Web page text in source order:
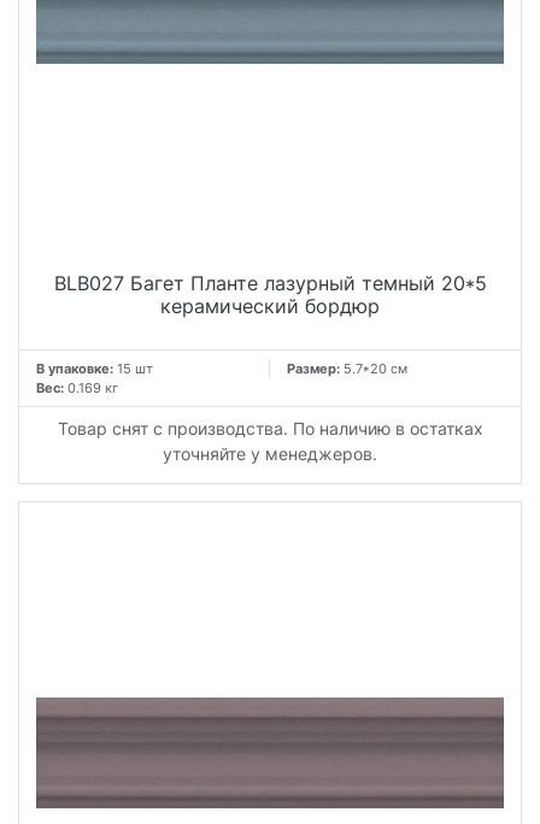
BLB027 Багет Планте лазурный темный 20*5
керамический бордюр
В упаковке: 15 шт Размер: 5.7*20 см
Вес: 0.169 кг
Товар снят с производства. По наличию в остатках
уточняйте у менеджеров.